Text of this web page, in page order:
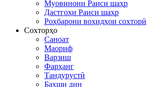
Муовинони Раиси шаҳр
Дастгоҳи Раиси шаҳр
Роҳбарони воҳидҳои сохторӣ
Сохторҳо
Саноат
Маориф
Варзиш
Фарҳанг
Тандурустӣ
Бахши дин